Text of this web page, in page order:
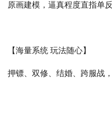
原画建模，逼真程度直指单
【海量系统 玩法随心】
押镖、双修、结婚、跨服战